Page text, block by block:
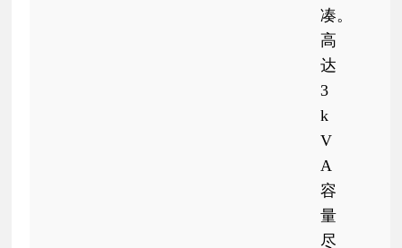
凑。
高
达
3
k
V
A
容
量
尽